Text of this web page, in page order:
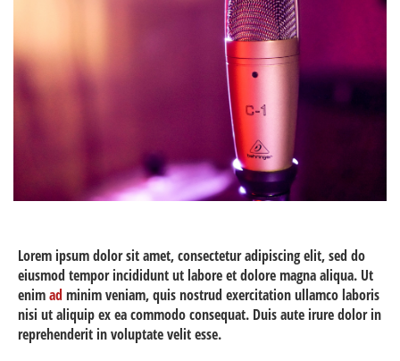
Lorem ipsum dolor sit amet, consectetur adipiscing elit, sed do
eiusmod tempor incididunt ut labore et dolore magna aliqua. Ut
enimad minim veniam, quis nostrud exercitation ullamco laboris
nisi ut aliquip ex ea commodo consequat. Duis aute irure dolor in
reprehenderit in voluptate velit esse.